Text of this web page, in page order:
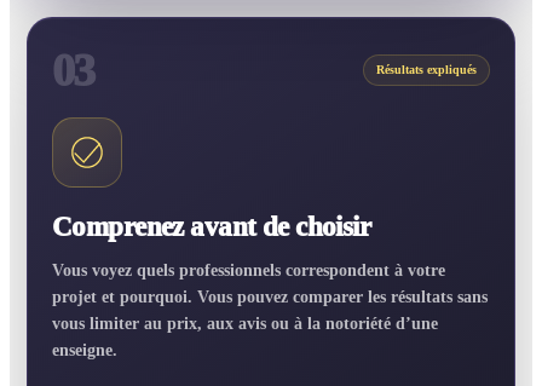
03 Résultats expliqués
Comprenez avant de choisir
Vous voyez quels professionnels correspondent à votre
projet et pourquoi. Vous pouvez comparer les résultats sans
vous limiter au prix, aux avis ou à la notoriété d’une
enseigne.